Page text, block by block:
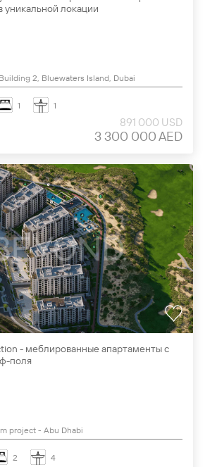
уникальной локации
2, Bluewaters Island, Dubai
1 1
891 000 USD
3 300 000 AED
- меблированные апартаменты с
поля
project - Abu Dhabi
2 4